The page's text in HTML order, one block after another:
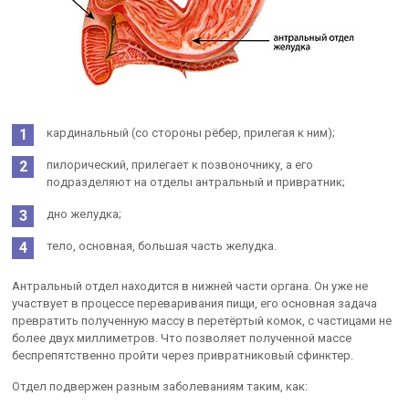
кардинальный (со стороны рёбер, прилегая к ним);
пилорический, прилегает к позвоночнику, а его
подразделяют на отделы антральный и привратник;
дно желудка;
тело, основная, большая часть желудка.
Антральный отдел находится в нижней части органа. Он уже не
участвует в процессе переваривания пищи, его основная задача
превратить полученную массу в перетёртый комок, с частицами не
более двух миллиметров. Что позволяет полученной массе
беспрепятственно пройти через привратниковый сфинктер.
Отдел подвержен разным заболеваниям таким, как: